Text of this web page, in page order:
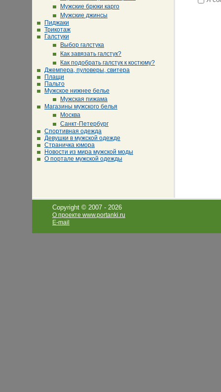
Мужские брюки карго
Мужские джинсы
Пиджаки
Трикотаж
Галстуки
Выбор галстука
Как завязать галстук?
Как подобрать галстук к костюму?
Джемпера, пуловеры, свитера
Плащи
Пальто
Мужское нижнее белье
Мужская пижама
Магазины мужского белья
Москва
Санкт-Петербург
Спортивная одежда
Девушки в мужской одежде
Страничка юмора
Новости из мира мужской моды
О портале мужской одежды
Copyright © 2007 - 2026
О проекте www.portanki.ru
E-mail